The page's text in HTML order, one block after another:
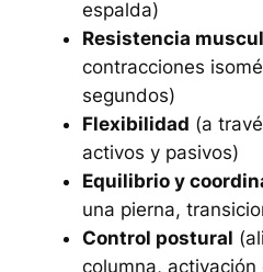
espalda)
Resistencia
contracciones
segundos)
Flexibilidad (a
activos y pasivos)
Equilibrio y
una pierna,
Control postural
columna, activación